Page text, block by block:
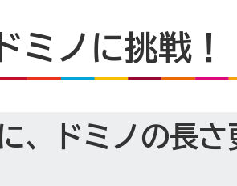
ミノに挑戦！
、ドミノの長